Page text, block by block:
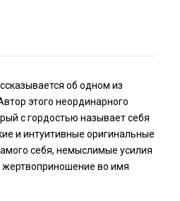
об одном из
этого неординарного
с гордостью называет себя
и интуитивные оригинальные
себя, немыслимые усилия
жертвоприношение во имя